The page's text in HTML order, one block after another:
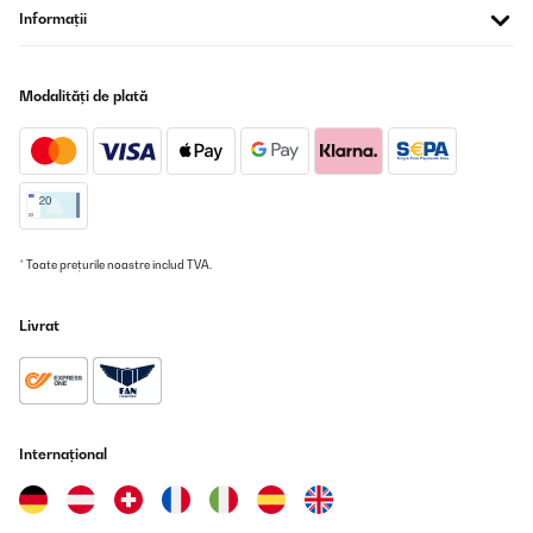
Funziona alla grande , piccola ma molto utile per chi come noi
non ha molto spazio , ideale in inverno per asciugare in breve
tempo tutti i tipi di abbigliamentoOttimo acquisto
Utente Amazon
Traducere
Utente Amazon
Informații
Modalități de plată
* Toate prețurile noastre includ TVA.
Livrat
Internațional